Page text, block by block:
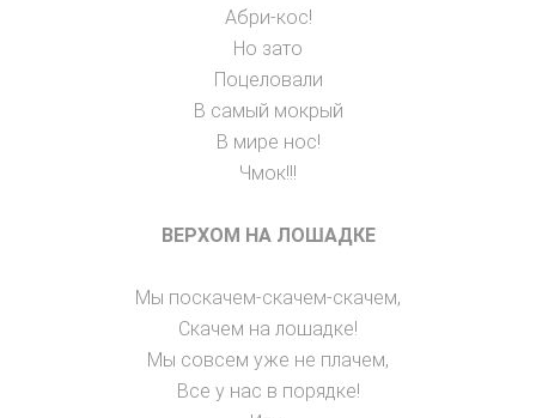
Абри-кос!
Но зато
Поцеловали
В самый мокрый
В мире нос!
Чмок!!!
ВЕРХОМ НА ЛОШАДКЕ
Мы поскачем-скачем-скачем,
Скачем на лошадке!
Мы совсем уже не плачем,
Все у нас в порядке!